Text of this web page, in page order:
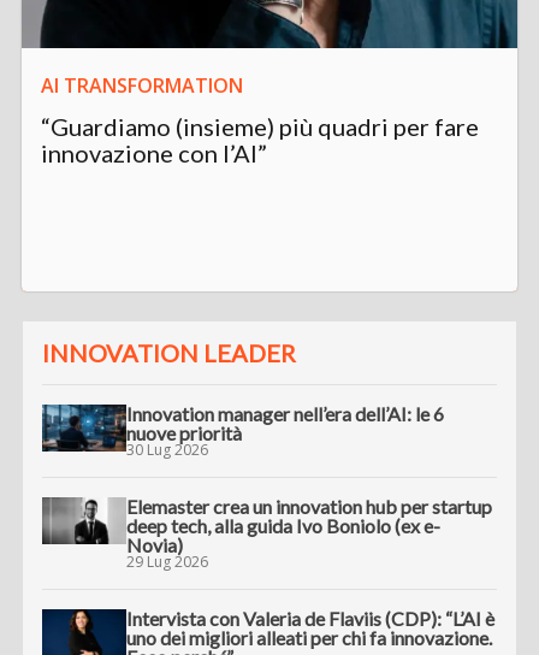
AI TRANSFORMATION
“Guardiamo (insieme) più quadri per fare
innovazione con l’AI”
INNOVATION LEADER
Innovation manager nell’era dell’AI: le 6
nuove priorità
30 Lug 2026
Elemaster crea un innovation hub per startup
deep tech, alla guida Ivo Boniolo (ex e-
Novia)
29 Lug 2026
Intervista con Valeria de Flaviis (CDP): “L’AI è
uno dei migliori alleati per chi fa innovazione.